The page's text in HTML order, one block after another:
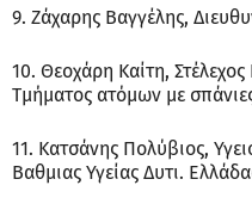
9. Ζάχαρης Βαγγέλης,
10. Θεοχάρη Καίτη,
Τμήματος ατόμων με
11. Κατσάνης Πολύβιος,
Βαθμιας Υγείας Δυτι.